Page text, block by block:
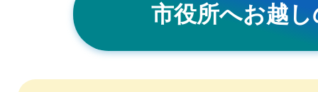
市役所へお越